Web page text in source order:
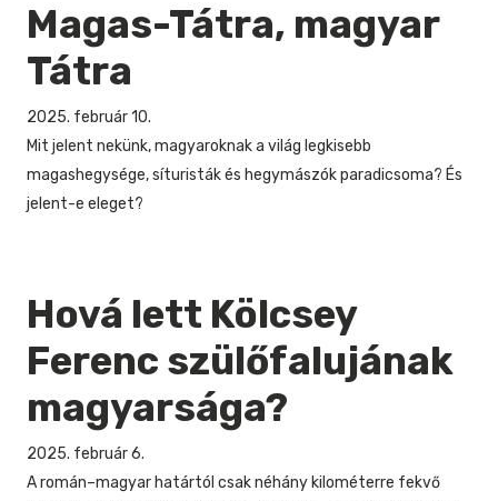
Magas-Tátra, magyar
Tátra
2025. február 10.
Mit jelent nekünk, magyaroknak a világ legkisebb
magashegysége, síturisták és hegymászók paradicsoma? És
jelent-e eleget?
Hová lett Kölcsey
Ferenc szülőfalujának
magyarsága?
2025. február 6.
A román–magyar határtól csak néhány kilométerre fekvő